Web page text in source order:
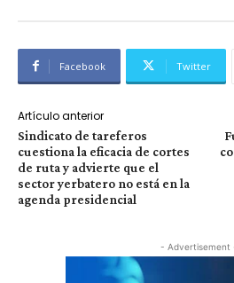
Facebook Twitter
Artículo anterior
Sindicato de tareferos
cuestiona la eficacia de cortes
de ruta y advierte que el
sector yerbatero no está en la
agenda presidencial
- Advertisement